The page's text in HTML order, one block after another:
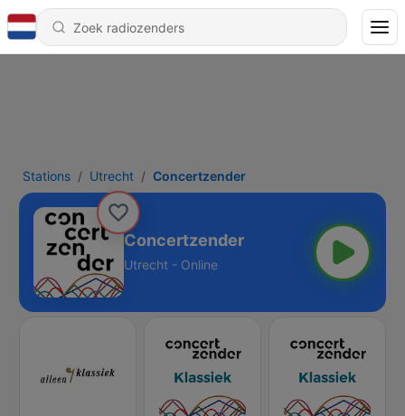
Stations Utrecht Concertzender
Concertzender
Utrecht - Online